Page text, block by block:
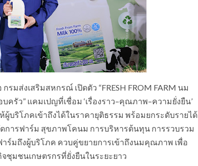
ส่งเสริมสหกรณ์ เปิดตัว “FRESH FROM FARM นม
รัว” แคมเปญที่เชื่อม ‘เรื่องราว–คุณภาพ–ความยั่งยืน’
ผู้บริโภคเข้าถึงได้ในราคายุติธรรม พร้อมยกระดับรายได้
การฟาร์ม สุขภาพโคนม การบริหารต้นทุน การรวบรวม
ร์มถึงผู้บริโภค ควบคู่ขยายการเข้าถึงนมคุณภาพ เพื่อ
ชุมชนเกษตรกรที่ยั่งยืนในระยะยาว